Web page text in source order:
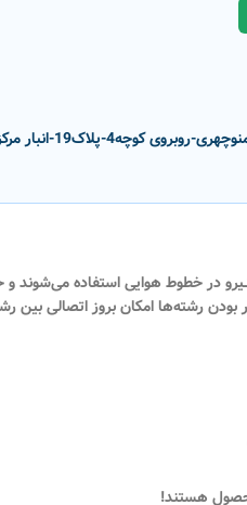
متر
-10%
ناموج
ود
۶۷۶,۰۰۰
پلاک19-انبار مرکزی پارسانور
نـیرو در خطوط هوایی استفاده
بودن رشته‌ها امکان بروز اتصالی بین
هستند!